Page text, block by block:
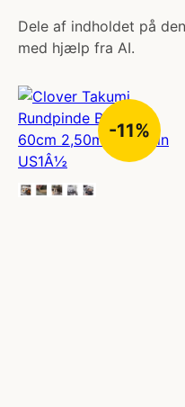
Dele af indholdet på
med hjælp fra AI.
-11%